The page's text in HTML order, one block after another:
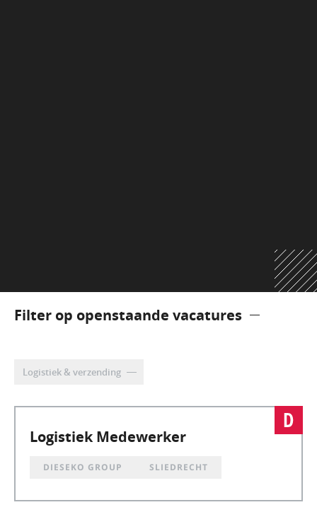
Filter op openstaande vacatures
Logistiek & verzending
Logistiek Medewerker
DIESEKO GROUP SLIEDRECHT